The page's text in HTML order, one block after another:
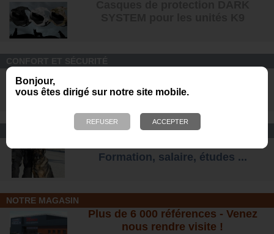
Bonjour,
vous êtes dirigé sur notre site mobile.
d'intervention pour tous les terrains
Formation, salaire, études ...
NOTRE MAGASIN
Plus de 6 000 références - Venez
nous rendre visite !